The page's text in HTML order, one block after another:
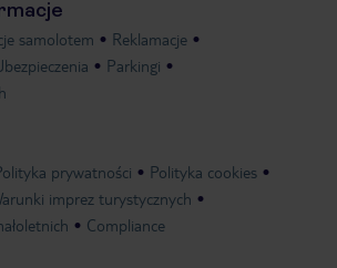
samolotem
Reklamacje
Parkingi
prywatności
Polityka cookies
imprez turystycznych
Compliance